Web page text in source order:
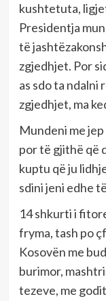
kushtetuta,
Presidentja
të
zgjedhjet. Por
as sdo ta ndalni
zgjedhjet, ma
Mundeni me
por të gjithë që
kuptu që ju
sdini jeni edhe
14 shkurti i
fryma, tash po
Kosovën me
burimor,
tezeve, me